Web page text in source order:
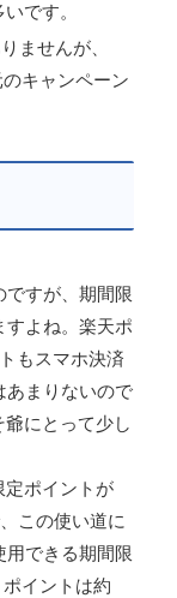
です。
ませんが、
キャンペーン
ですが、期間限
すよね。楽天ポ
もスマホ決済
あまりないので
爺にとって少し
定ポイントが
この使い道に
用できる期間限
イントは約